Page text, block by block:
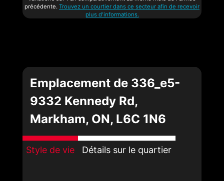
précédente. Trouvez un courtier dans ce secteur afin de recevoir
plus d'informations.
Emplacement de 336_e5-
9332 Kennedy Rd,
Markham, ON, L6C 1N6
Style de vie Détails sur le quartier